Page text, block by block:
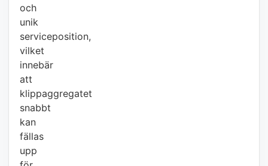
och
unik
serviceposition,
vilket
innebär
att
klippaggregatet
snabbt
kan
fällas
upp